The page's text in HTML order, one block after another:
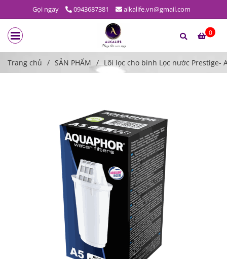
Gọi ngay 0943687381 alkalife.vn@gmail.com
0
Trang chủ / SẢN PHẨM / Lõi lọc cho bình Lọc nước Prestige-